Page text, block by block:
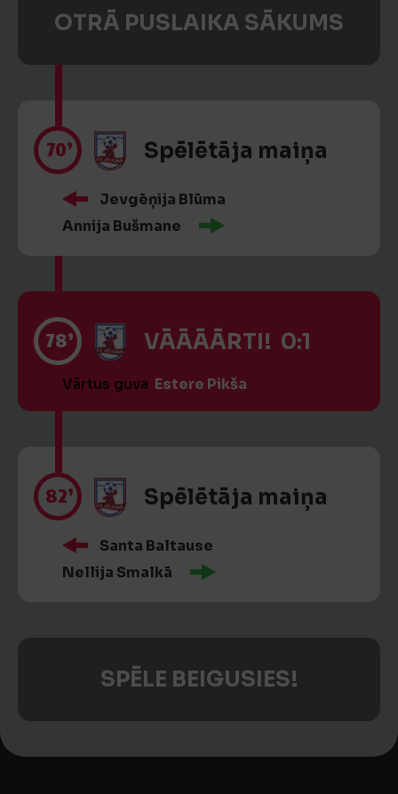
OTRĀ PUSLAIKA SĀKUMS
70’ Spēlētāja maiņa
Jevgēņija Blūma
Annija Bušmane
78’ VĀĀĀĀRTI! 0:1
Vārtus guva Estere Pikša
82’ Spēlētāja maiņa
Santa Baltause
Nellija Smalkā
SPĒLE BEIGUSIES!